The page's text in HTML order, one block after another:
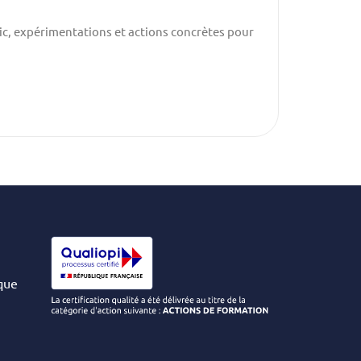
expérimentations et actions concrètes pour